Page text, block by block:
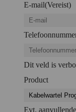
E-mail(Vereist)
Dit veld is
Product
Evt.